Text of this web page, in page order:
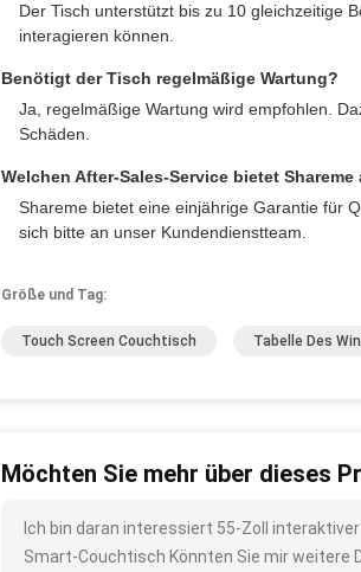
Der Tisch unterstützt bis zu 10 gleichzeitige
interagieren können.
Benötigt der Tisch regelmäßige Wartung?
Ja, regelmäßige Wartung wird empfohlen.
Schäden.
Welchen After-Sales-Service bietet Shareme
Shareme bietet eine einjährige Garantie für
sich bitte an unser Kundendienstteam.
Größe und Tag:
Touch Screen Couchtisch Tabelle Des
Möchten Sie mehr über dieses
Ich bin daran interessiert 55-Zoll
Smart-Couchtisch Könnten Sie mir weitere